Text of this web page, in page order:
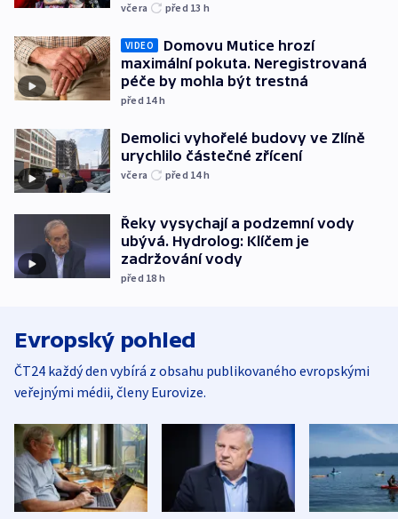
včera před 13 h
VIDEO
Domovu Mutice hrozí
maximální pokuta. Neregistrovaná
péče by mohla být trestná
před 14h
Demolici vyhořelé budovy ve Zlíně
urychlilo částečné zřícení
včera před 14h
Řeky vysychají a podzemní vody
ubývá. Hydrolog: Klíčem je
zadržování vody
před 18 h
Evropský pohled
ČT24 každý den vybírá z obsahu publikovaného evropskými
veřejnými médii, členy Eurovize.